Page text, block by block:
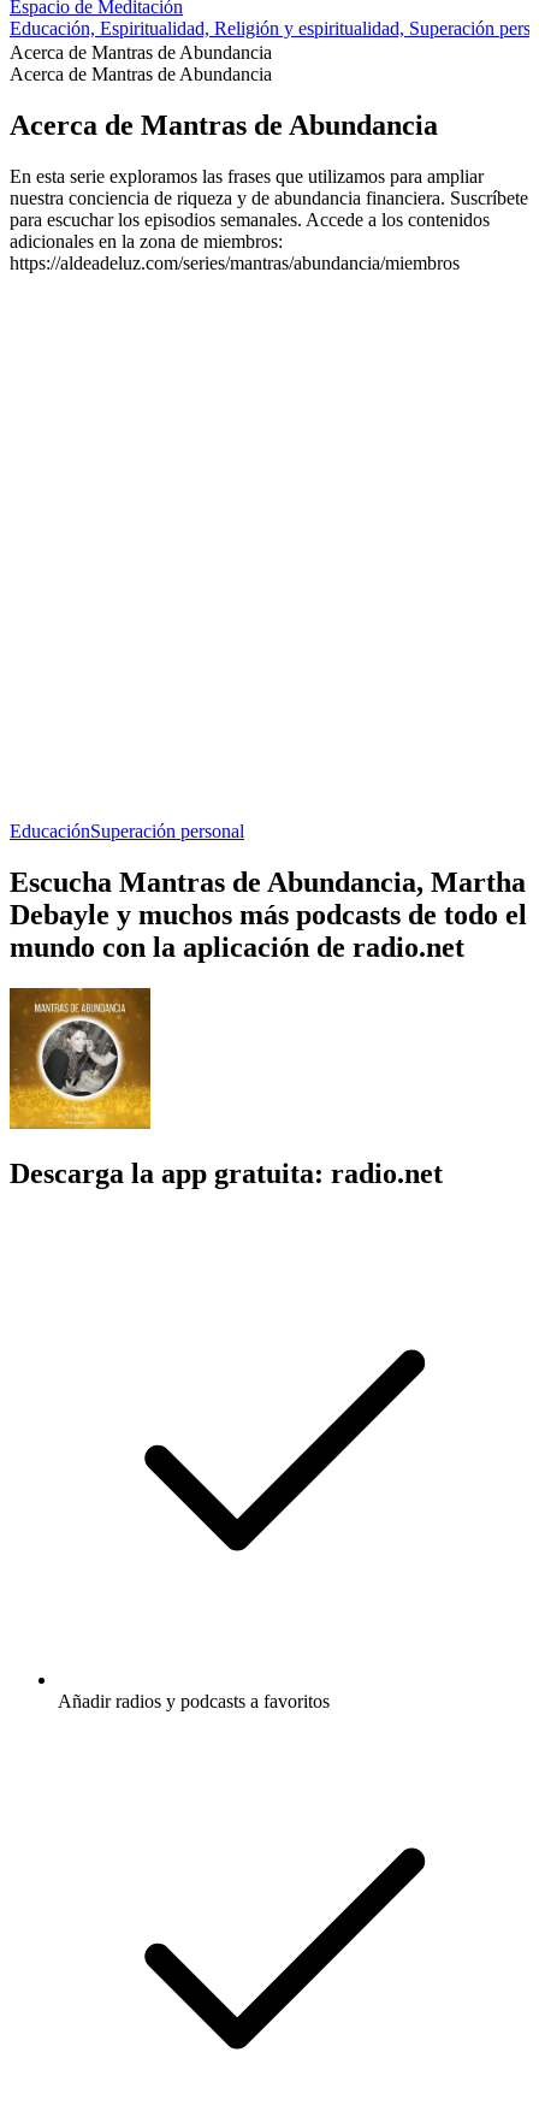
Espacio de Meditación
Educación, Espiritualidad, Religión y espiritualidad, Superación
Acerca de Mantras de Abundancia
Acerca de Mantras de Abundancia
Acerca de Mantras de Abundancia
En esta serie exploramos las frases que utilizamos para ampliar
nuestra conciencia de riqueza y de abundancia financiera. Suscríbete
para escuchar los episodios semanales. Accede a los contenidos
adicionales en la zona de miembros:
https://aldeadeluz.com/series/mantras/abundancia/miembros
EducaciónSuperación personal
Escucha Mantras de Abundancia, Martha
Debayle y muchos más podcasts de todo el
mundo con la aplicación de radio.net
Descarga la app gratuita: radio.net
Añadir radios y podcasts a favoritos